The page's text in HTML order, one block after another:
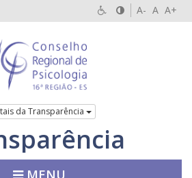
A- A A+
da Transparência
MENU